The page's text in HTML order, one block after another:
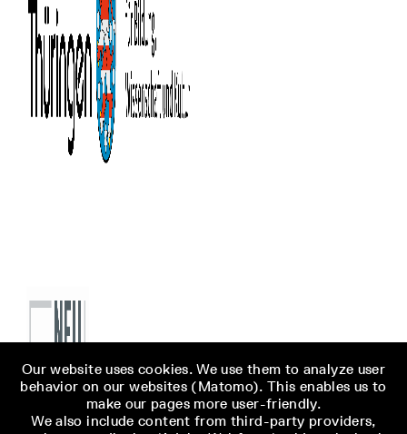
Our website uses cookies. We use them to analyze user
behavior on our websites (Matomo). This enables us to
make our pages more user-friendly.
We also include content from third-party providers,